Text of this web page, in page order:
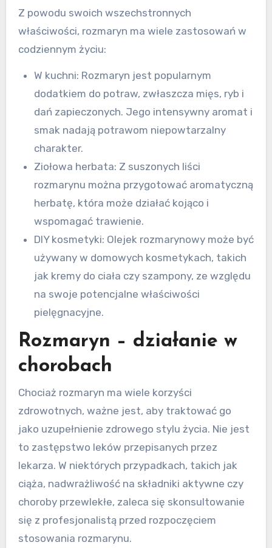
Z powodu swoich wszechstronnych
właściwości, rozmaryn ma wiele zastosowań w
codziennym życiu:
W kuchni: Rozmaryn jest popularnym
dodatkiem do potraw, zwłaszcza mięs, ryb i
dań zapieczonych. Jego intensywny aromat i
smak nadają potrawom niepowtarzalny
charakter.
Ziołowa herbata: Z suszonych liści
rozmarynu można przygotować aromatyczną
herbatę, która może działać kojąco i
wspomagać trawienie.
DIY kosmetyki: Olejek rozmarynowy może być
używany w domowych kosmetykach, takich
jak kremy do ciała czy szampony, ze względu
na swoje potencjalne właściwości
pielęgnacyjne.
Rozmaryn – działanie w
chorobach
Chociaż rozmaryn ma wiele korzyści
zdrowotnych, ważne jest, aby traktować go
jako uzupełnienie zdrowego stylu życia. Nie jest
to zastępstwo leków przepisanych przez
lekarza. W niektórych przypadkach, takich jak
ciąża, nadwrażliwość na składniki aktywne czy
choroby przewlekłe, zaleca się skonsultowanie
się z profesjonalistą przed rozpoczęciem
stosowania rozmarynu.